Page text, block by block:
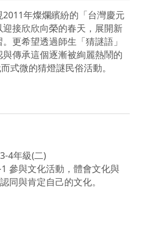
年燦爛繽紛的「台灣慶元
接欣欣向榮的春天，展開新
更希望透過師生「猜謎語」
傳承這個逐漸被絢麗熱鬧的
式微的猜燈謎民俗活動。
4年級(二)
參與文化活動，體會文化與
同與肯定自己的文化。